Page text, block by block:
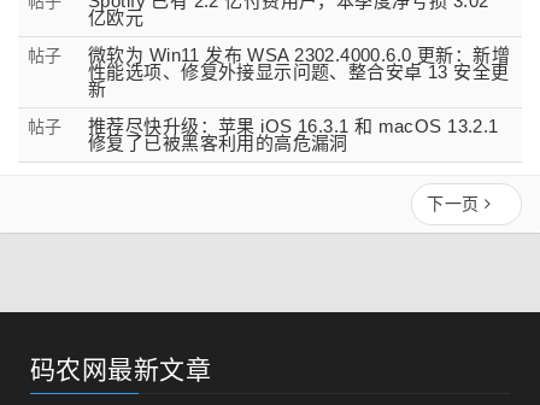
亿欧元
帖子
微软为 Win11 发布 WSA 2302.4000.6.0 更新：新增
性能选项、修复外接显示问题、整合安卓 13 安全更
新
帖子
推荐尽快升级：苹果 iOS 16.3.1 和 macOS 13.2.1
修复了已被黑客利用的高危漏洞
下一页
码农网最新文章